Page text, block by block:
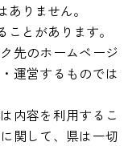
りません。
とがあります。
先のホームページ
運営するものでは
内容を利用するこ
関して、県は一切